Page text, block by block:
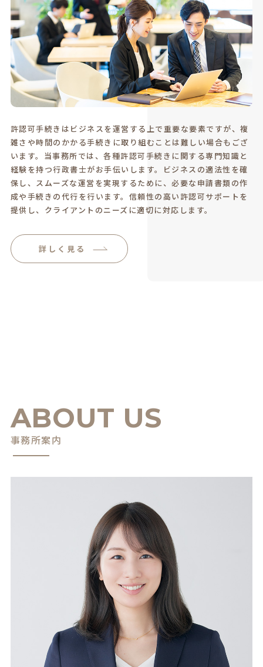
許認可手続きはビジネスを運営する上で重要な要素ですが、複
雑さや時間のかかる手続きに取り組むことは難しい場合もござ
います。当事務所では、各種許認可手続きに関する専門知識と
経験を持つ行政書士がお手伝いします。ビジネスの適法性を確
保し、スムーズな運営を実現するために、必要な申請書類の作
成や手続きの代行を行います。信頼性の高い許認可サポートを
提供し、クライアントのニーズに適切に対応します。
詳しく見る
ABOUT US
事務所案内